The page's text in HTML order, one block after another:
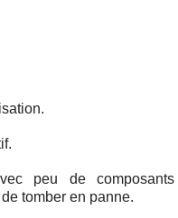
peu de composants
tomber en panne.